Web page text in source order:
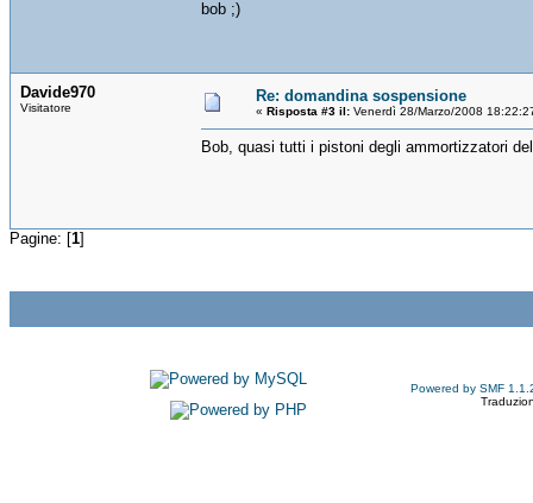
bob ;)
Davide970
Visitatore
Re: domandina sospensione
« Risposta #3 il: Venerdì 28/Marzo/2008
Bob, quasi tutti i pistoni degli ammortizzatori
Pagine: [1]
Powered by SMF